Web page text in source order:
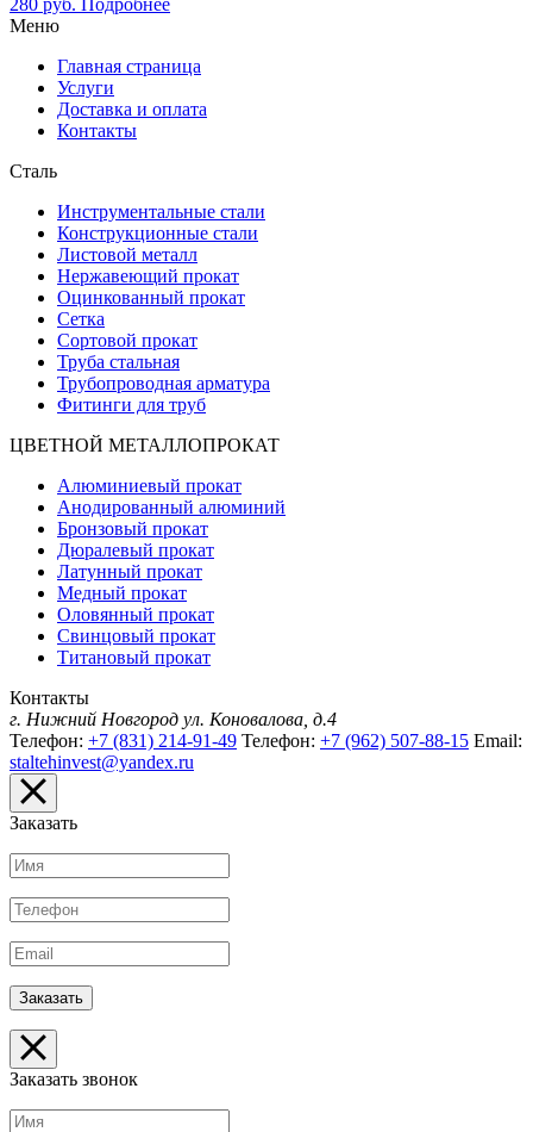
Меню
Главная страница
Услуги
Доставка и оплата
Контакты
Сталь
Инструментальные стали
Конструкционные стали
Листовой металл
Нержавеющий прокат
Оцинкованный прокат
Сетка
Сортовой прокат
Труба стальная
Трубопроводная арматура
Фитинги для труб
ЦВЕТНОЙ МЕТАЛЛОПРОКАТ
Алюминиевый прокат
Анодированный алюминий
Бронзовый прокат
Дюралевый прокат
Латунный прокат
Медный прокат
Оловянный прокат
Свинцовый прокат
Титановый прокат
Контакты
г. Нижний Новгород ул. Коновалова, д.4
Телефон: +7 (831) 214-91-49 Телефон: +7 (962) 507-88-15 Email:
staltehinvest@yandex.ru
Заказать
Заказать звонок